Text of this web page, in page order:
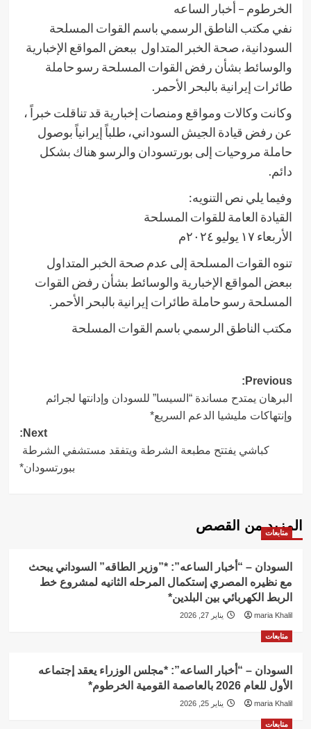
الخرطوم – أخبار الساعه
نفي مكتب الناطق الرسمي باسم القوات المسلحة
السودانية، صحة الخبر المتداول ببعض المواقع الإخبارية
والوسائط بشأن رفض القوات المسلحة رسو حاملة
طائرات إيرانية بالبحر الأحمر.
وكانت وكالات ومواقع ومنصات إخبارية قد تناقلت خبراً ،
عن رفض قيادة الجيش السوداني، طلباً إيرانياً بوصول
حاملة مروحيات إلى بورتسودان والرسو هناك بشكل
دائم.
وفيما يلي نص التنويه:
القيادة العامة للقوات المسلحة
الأربعاء ١٧ يوليو ٢٠٢٤م
تنوه القوات المسلحة إلى عدم صحة الخبر المتداول
ببعض المواقع الإخبارية والوسائط بشأن رفض القوات
المسلحة رسو حاملة طائرات إيرانية بالبحر الأحمر.
مكتب الناطق الرسمي باسم القوات المسلحة
Post
navigation
Previous:
البرهان يمتدح مساندة “السيسا” للسودان وإدانتها لجرائم
وإنتهاكات مليشيا الدعم السريع*
Next:
كباشي يفتتح مطبعة الشرطة ويتفقد مستشفي الشرطة
ببورتسودان*
المزيد من القصص
متابعات
السودان – “أخبار الساعه”: *”وزير الطاقه” السوداني يبحث
مع نظيره المصري إستكمال المرحله الثانيه لمشروع خط
الربط الكهربائي بين البلدين*
maria Khalil يناير 27, 2026
متابعات
السودان – “أخبار الساعه”: *مجلس الوزراء يعقد إجتماعه
الأول للعام 2026 بالعاصمة القومية الخرطوم*
maria Khalil يناير 25, 2026
متابعات